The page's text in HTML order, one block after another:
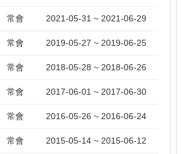
常會 2021-05-31 ~ 2021-06-29
常會 2019-05-27 ~ 2019-06-25
常會 2018-05-28 ~ 2018-06-26
常會 2017-06-01 ~ 2017-06-30
常會 2016-05-26 ~ 2016-06-24
常會 2015-05-14 ~ 2015-06-12